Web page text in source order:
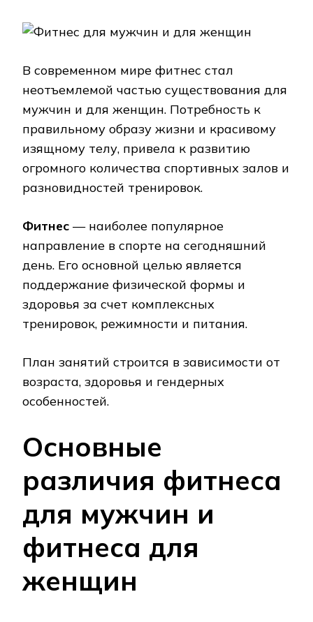
В современном мире фитнес стал
неотъемлемой частью существования для
мужчин и для женщин. Потребность к
правильному образу жизни и красивому
изящному телу, привела к развитию
огромного количества спортивных залов и
разновидностей тренировок.
Фитнес — наиболее популярное
направление в спорте на сегодняшний
день. Его основной целью является
поддержание физической формы и
здоровья за счет комплексных
тренировок, режимности и питания.
План занятий строится в зависимости от
возраста, здоровья и гендерных
особенностей.
Основные
различия фитнеса
для мужчин и
фитнеса для
женщин